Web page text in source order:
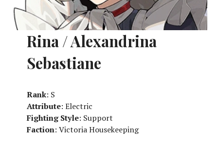
Rina / Alexandrina
Sebastiane
Rank: S
Attribute: Electric
Fighting Style: Support
Faction: Victoria Housekeeping